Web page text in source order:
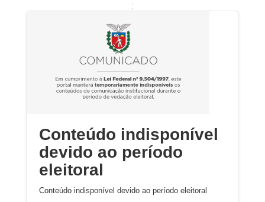
Conteúdo indisponível
devido ao período
eleitoral
Conteúdo indisponível devido ao período eleitoral